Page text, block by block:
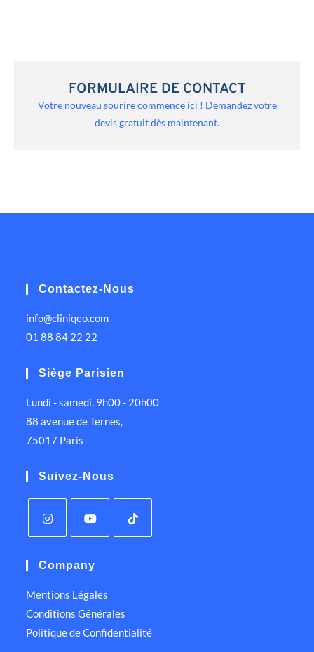
FORMULAIRE DE CONTACT
Votre nouveau sourire commence ici ! Demandez votre
devis gratuit dès maintenant.
Contactez-Nous
info@cliniqeo.com
01 88 84 22 22
Siège Parisien
Lundi - samedi, 9h00 - 20h00
88 avenue de Ternes,
75017 Paris
Suivez-Nous
Company
Mentions Légales
Conditions Générales
Politique de Confidentialité